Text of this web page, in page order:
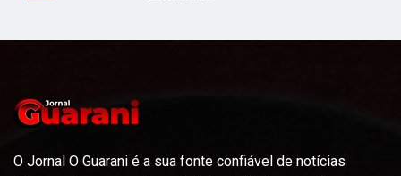
O Jornal O Guarani é a sua fonte confiável de notícias